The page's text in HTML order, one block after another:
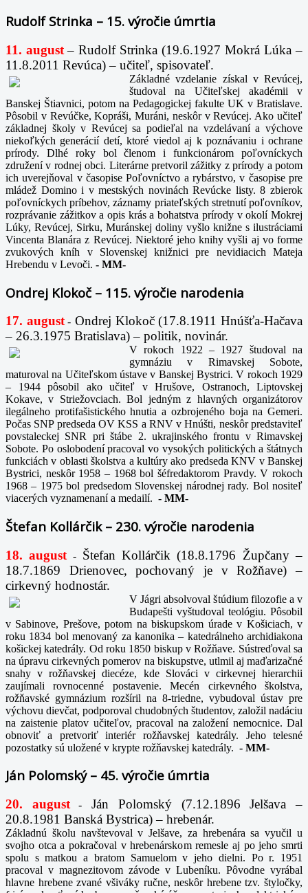
Rudolf Strinka – 15. výročie úmrtia
11. august – Rudolf Strinka (19.6.1927 Mokrá Lúka –
11.8.2011 Revúca) – učiteľ, spisovateľ.
Základné vzdelanie získal v Revúcej,
študoval na Učiteľskej akadémii v
Banskej Štiavnici, potom na Pedagogickej fakulte UK v Bratislave.
Pôsobil v Revúčke, Kopráši, Muráni, neskôr v Revúcej. Ako učiteľ
základnej školy v Revúcej sa podieľal na vzdelávaní a výchove
niekoľkých generácií detí, ktoré viedol aj k poznávaniu i ochrane
prírody. Dlhé roky bol členom i funkcionárom poľovníckych
združení v rodnej obci. Literárne pretvoril zážitky z prírody a potom
ich uverejňoval v časopise Poľovníctvo a rybárstvo, v časopise pre
mládež Domino i v mestských novinách Revúcke listy. 8 zbierok
poľovníckych príbehov, záznamy priateľských stretnutí poľovníkov,
rozprávanie zážitkov a opis krás a bohatstva prírody v okolí Mokrej
Lúky, Revúcej, Sirku, Muránskej doliny vyšlo knižne s ilustráciami
Vincenta Blanára z Revúcej. Niektoré jeho knihy vyšli aj vo forme
zvukových kníh v Slovenskej knižnici pre nevidiacich Mateja
Hrebendu v Levoči. - MM-
Ondrej Klokoč – 115. výročie narodenia
17. august- Ondrej Klokoč (17.8.1911 Hnúšťa-Hačava
– 26.3.1975 Bratislava) – politik, novinár.
V rokoch 1922 – 1927 študoval na
gymnáziu v Rimavskej Sobote,
maturoval na Učiteľskom ústave v Banskej Bystrici. V rokoch 1929
– 1944 pôsobil ako učiteľ v Hrušove, Ostranoch, Liptovskej
Kokave, v Striežovciach. Bol jedným z hlavných organizátorov
ilegálneho protifašistického hnutia a ozbrojeného boja na Gemeri.
Počas SNP predseda OV KSS a RNV v Hnúšti, neskôr predstaviteľ
povstaleckej SNR pri štábe 2. ukrajinského frontu v Rimavskej
Sobote. Po oslobodení pracoval vo vysokých politických a štátnych
funkciách v oblasti školstva a kultúry ako predseda KNV v Banskej
Bystrici, neskôr 1958 – 1968 bol šéfredaktorom Pravdy. V rokoch
1968 – 1975 bol predsedom Slovenskej národnej rady. Bol nositeľ
viacerých vyznamenaní a medailí. - MM-
Štefan Kollárčik – 230. výročie narodenia
18. august -
Štefan Kollárčik (18.8.1796 Župčany –
18.7.1869 Drienovec, pochovaný je v Rožňave) –
cirkevný hodnostár.
V Jágri absolvoval štúdium filozofie a v
Budapešti vyštudoval teológiu. Pôsobil
v Sabinove, Prešove, potom na biskupskom úrade v Košiciach, v
roku 1834 bol menovaný za kanonika – katedrálneho archidiakona
košickej katedrály. Od roku 1850 biskup v Rožňave. Sústreďoval sa
na úpravu cirkevných pomerov na biskupstve, utlmil aj maďarizačné
snahy v rožňavskej diecéze, kde Slováci v cirkevnej hierarchii
zaujímali rovnocenné postavenie. Mecén cirkevného školstva,
rožňavské gymnázium rozšíril na 8-triedne, vybudoval ústav pre
výchovu dievčat, podporoval chudobných študentov, založil nadáciu
na zaistenie platov učiteľov, pracoval na založení nemocnice. Dal
obnoviť a pretvoriť interiér rožňavskej katedrály. Jeho telesné
pozostatky sú uložené v krypte rožňavskej katedrály. - MM-
Ján Polomský – 45. výročie úmrtia
20. august-
Ján Polomský (7.12.1896 Jelšava –
20.8.1981 Banská Bystrica) – hrebenár.
Základnú školu navštevoval v Jelšave, za hrebenára sa vyučil u
svojho otca a pokračoval v hrebenárskom remesle aj po jeho smrti
spolu s matkou a bratom Samuelom v jeho dielni. Po r. 1951
pracoval v magnezitovom závode v Lubeníku. Pôvodne vyrábal
hlavne hrebene zvané všiváky ručne, neskôr hrebene tzv. štyločky,